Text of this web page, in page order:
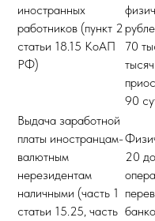
иностранных
работников (пункт 2
статьи 18.15 КоАП
РФ)
70
90
Выдача заработной
платы иностранцам-
валютным
нерезидентам
наличными (часть 1
статьи 15.25, часть
20